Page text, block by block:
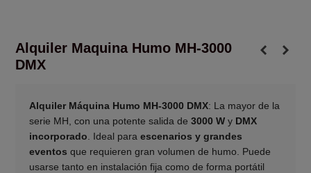
Alquiler Maquina Humo MH-3000
DMX
Alquiler Máquina Humo MH-3000 DMX: La mayor de la
serie MH, con una potente salida de 3000 Wy DMX
incorporado . Ideal para escenarios y grandes
eventos que requieren gran volumen de humo. Puede
usarse tanto en instalación fija como de forma portátil